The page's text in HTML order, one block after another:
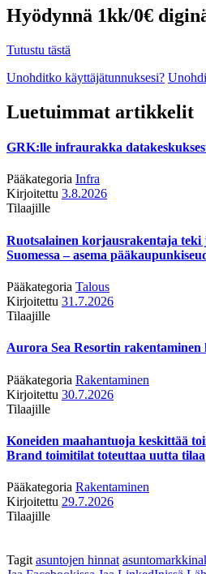
Hyödynnä 1kk/0€
Tutustu tästä
Unohditko käyttäjätunnuksesi?
Luetuimmat artikkelit
GRK:lle infraurakka
Pääkategoria Infra
Kirjoitettu 3.8.2026
Tilaajille
Ruotsalainen korjausrakentaja teki
Suomessa – asema
Pääkategoria Talous
Kirjoitettu 31.7.2026
Tilaajille
Aurora Sea Resortin rakentaminen
Pääkategoria Rakentaminen
Kirjoitettu 30.7.2026
Tilaajille
Koneiden maahantuoja keskittää
Brand toimitilat toteuttaa uutta tilaa
Pääkategoria Rakentaminen
Kirjoitettu 29.7.2026
Tilaajille
Tagit asuntojen hinnat